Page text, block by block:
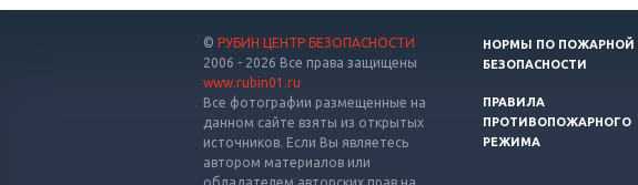
© РУБИН ЦЕНТР БЕЗОПАСНОСТИ
2006 - 2026 Все права защищены
www.rubin01.ru
Все фотографии размещенные на
данном сайте взяты из открытых
источников. Если Вы являетесь
автором материалов или
НОРМЫ ПО ПОЖАРНОЙ
БЕЗОПАСНОСТИ
ПРАВИЛА
ПРОТИВОПОЖАРНОГО
РЕЖИМА